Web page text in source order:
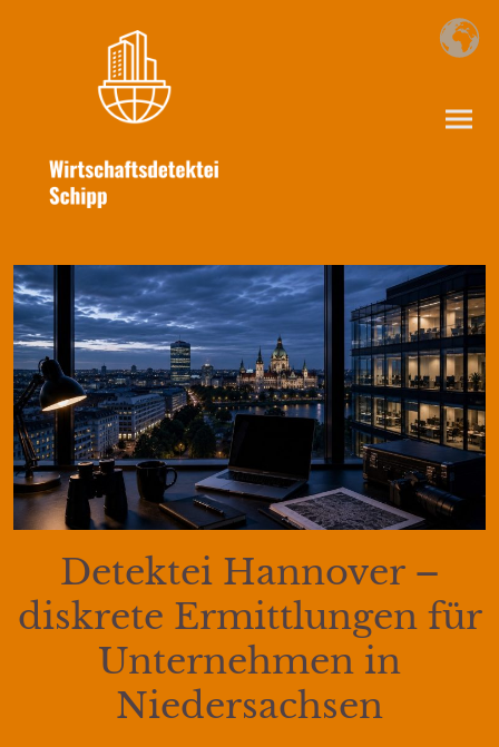
Detektei Hannover –
diskrete Ermittlungen für
Unternehmen in
Niedersachsen